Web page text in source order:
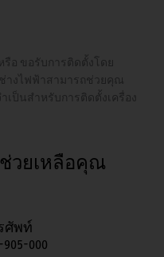
อ ขอรับการติดตั้งโดย
างไฟฟ้าสามารถช่วยคุณ
ป็นสำหรับการติดตั้งเครื่อง
วยเหลือคุณ
ศัพท์
905-000